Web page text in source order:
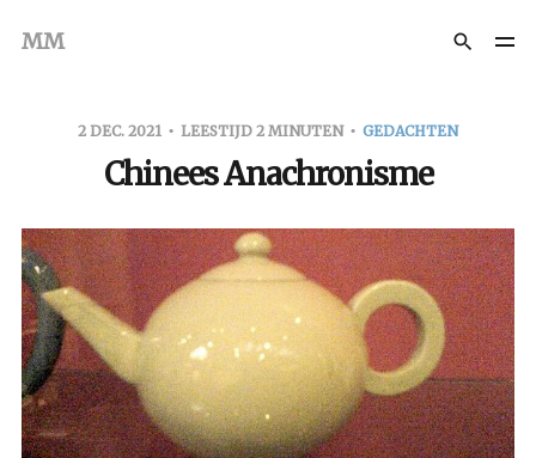
MM
2 DEC. 2021 LEESTIJD 2 MINUTEN GEDACHTEN
Chinees Anachronisme